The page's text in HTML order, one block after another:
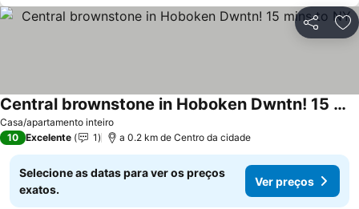
Partilhar
Casa/apartamento inteiro
Central brownstone in Hoboken Dwntn! 15 mins to NY
10 Excelente 1 a 0.2 km de Centro da cidade
Selecione as datas para ver os preços
exatos.
Ver preços